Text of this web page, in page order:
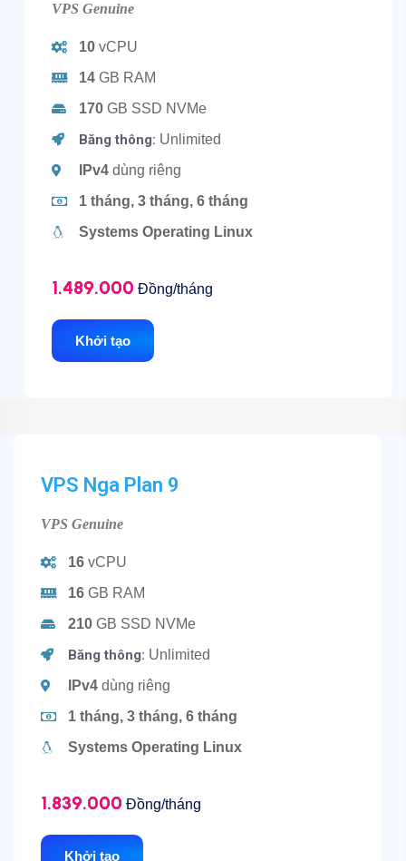
VPS Genuine
10 vCPU
14GB RAM
170GB SSD NVMe
Băng thông: Unlimited
IPv4dùng riêng
1 tháng, 3 tháng, 6 tháng
Systems Operating Linux
Khởi tạo
1.489.000 Đồng/tháng
VPS Nga Plan 9
VPS Genuine
16 vCPU
16 GB RAM
210GB SSD NVMe
Băng thông: Unlimited
IPv4dùng riêng
1 tháng, 3 tháng, 6 tháng
Systems Operating Linux
Khởi tạo
1.839.000 Đồng/tháng